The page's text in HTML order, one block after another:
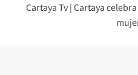
Cartaya Tv | Cartaya